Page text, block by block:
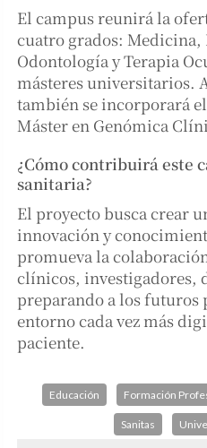
El campus reunirá la
cuatro grados:
Odontología y Terapia
másteres universitarios.
también se incorporará
Máster en Genómica
¿Cómo contribuirá este
sanitaria?
El proyecto busca crear
innovación y
promueva la
clínicos, investigadores,
preparando a los futuros
entorno cada vez más
paciente.
Educación Formación
Sanitas